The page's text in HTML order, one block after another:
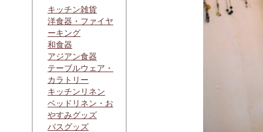
キッチン雑貨
洋食器・ファイヤ
ーキング
和食器
アジアン食器
テーブルウェア・
カラトリー
キッチンリネン
ベッドリネン・お
やすみグッズ
バスグッズ